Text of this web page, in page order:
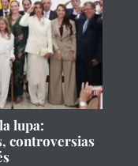
lupa:
controversias